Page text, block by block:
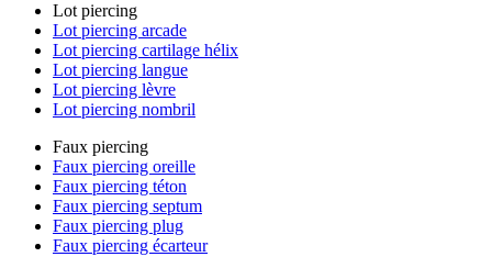
Lot piercing
Lot piercing arcade
Lot piercing cartilage hélix
Lot piercing langue
Lot piercing lèvre
Lot piercing nombril
Faux piercing
Faux piercing oreille
Faux piercing téton
Faux piercing septum
Faux piercing plug
Faux piercing écarteur